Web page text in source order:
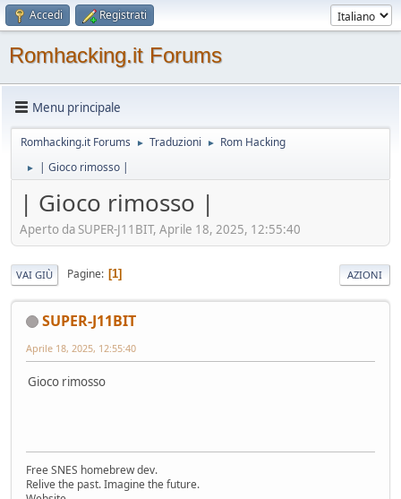
Accedi Registrati
Romhacking.it Forums
Menu principale
Romhacking.it Forums ► Traduzioni ► Rom Hacking
► | Gioco rimosso |
| Gioco rimosso |
Aperto da SUPER-J11BIT, Aprile 18, 2025, 12:55:40
VAI GIÙ Pagine 1 AZIONI
SUPER-J11BIT
Aprile 18, 2025, 12:55:40
Gioco rimosso
Free SNES homebrew dev.
Relive the past. Imagine the future.